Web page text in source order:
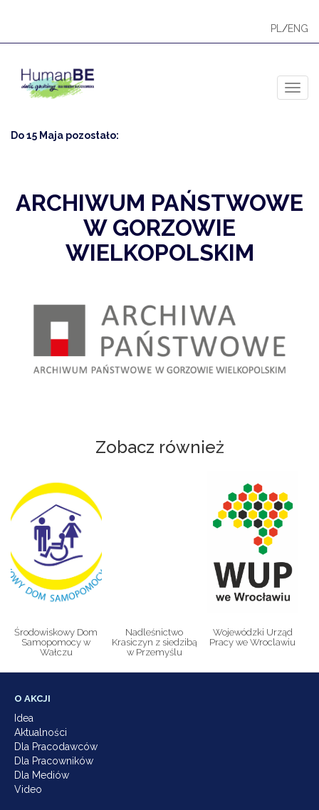
PL /ENG
Do 15 Maja pozostało:
ARCHIWUM PAŃSTWOWE
W GORZOWIE
WIELKOPOLSKIM
Zobacz również
Środowiskowy Dom
Samopomocy w
Wałczu
Nadleśnictwo
Krasiczyn z siedzibą
w Przemyślu
Wojewódzki Urząd
Pracy we Wroclawiu
O AKCJI
Idea
Aktualności
Dla Pracodawców
Dla Pracowników
Dla Mediów
Video